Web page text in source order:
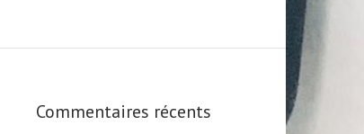
Commentaires récents